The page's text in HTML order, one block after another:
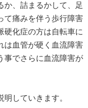
か、詰まるかして、足
て痛みを伴う歩行障害
硬化症の方は自転車に
は血管が硬く血流障害
事でさらに血流障害が
していきます。